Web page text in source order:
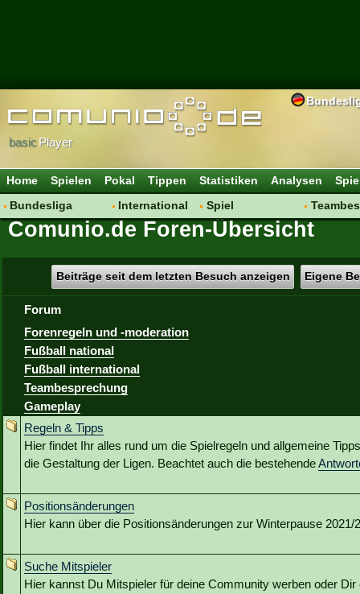
basicPlayer
Home Spielen Pokal Tippen Statistiken Analysen
Bundesliga
Hot News
Spielanalyse
Vereinsdiskussion
Vereinsfragen
International
Vereine
Spiel
Regeln & Tipps
Comunio.de Foren-Übersicht
Beiträge seit dem letzten Besuch anzeigen Eigene
Forum
Forenregeln und -moderation
Fußball national
Fußball international
Teambesprechung
Gameplay
Regeln & Tipps
Hier findet Ihr alles rund um die Spielregeln und allgemeine
die Gestaltung der Ligen. Beachtet auch die bestehende
Positionsänderungen
Hier kann über die Positionsänderungen zur Winterpause 2021/
Suche Mitspieler
Hier kannst Du Mitspieler für deine Community werben oder Dir